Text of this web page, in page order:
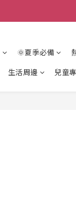
🌞夏季必備
生活周邊 兒童